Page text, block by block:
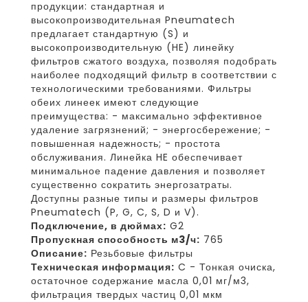
продукции: стандартная и
высокопроизводительная Pneumatech
предлагает стандартную (S) и
высокопроизводительную (HE) линейку
фильтров сжатого воздуха, позволяя подобрать
наиболее подходящий фильтр в соответствии с
технологическими требованиями. Фильтры
обеих линеек имеют следующие
преимущества: - максимально эффективное
удаление загрязнений; - энергосбережение; -
повышенная надежность; - простота
обслуживания. Линейка HE обеспечивает
минимальное падение давления и позволяет
существенно сократить энергозатраты.
Доступны разные типы и размеры фильтров
Pneumatech (P, G, C, S, D и V).
Подключение, в дюймах: G2
Пропускная способность м3/ч: 765
Описание: Резьбовые фильтры
Техническая информация: C - Тонкая очиска,
остаточное содержание масла 0,01 мг/м3,
фильтрация твердых частиц 0,01 мкм